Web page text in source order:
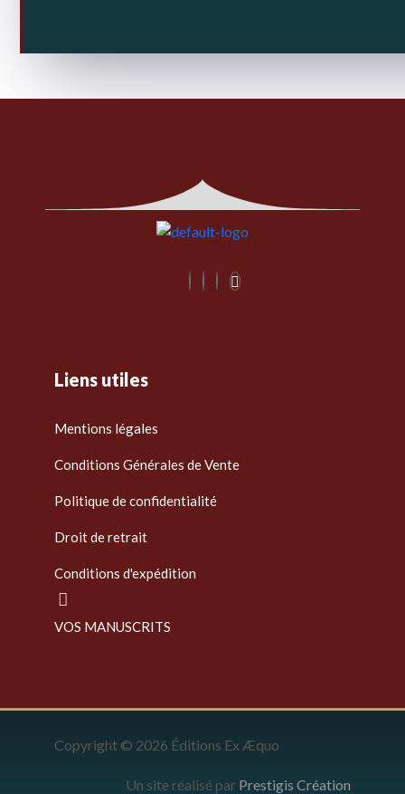
Liens utiles
Mentions légales
Conditions Générales de Vente
Politique de confidentialité
Droit de retrait
Conditions d'expédition
VOS MANUSCRITS
Copyright © 2026 Éditions Ex Æquo
Un site réalisé par Prestigis Création